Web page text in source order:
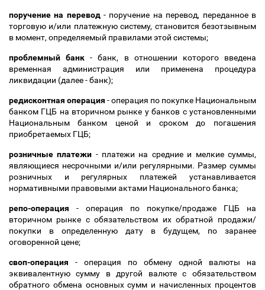
поручение на перевод- поручение на перевод, переданное в
торговую и/или платежную систему, становится безотзывным
в момент, определяемый правилами этой системы;
проблемный банк - банк, в отношении которого введена
временная администрация или применена процедура
ликвидации (далее - банк);
редисконтная операция - операция по покупке Национальным
банком ГЦБ на вторичном рынке у банков с установленными
Национальным банком ценой и сроком до погашения
приобретаемых ГЦБ;
розничные платежи - платежи на средние и мелкие суммы,
являющиеся несрочными и/или регулярными. Размер суммы
розничных и регулярных платежей устанавливается
нормативными правовыми актами Национального банка;
репо-операция - операция по покупке/продаже ГЦБ на
вторичном рынке с обязательством их обратной продажи/
покупки в определенную дату в будущем, по заранее
оговоренной цене;
своп-операция - операция по обмену одной валюты на
эквивалентную сумму в другой валюте с обязательством
обратного обмена основных сумм и начисленных процентов